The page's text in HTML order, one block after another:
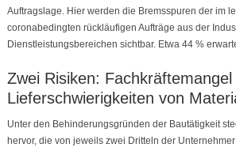
Auftragslage. Hier werden die Bremsspuren der im
coronabedingten rückläufigen Aufträge aus der
Dienstleistungsbereichen sichtbar. Etwa 44 %
Zwei Risiken: Fachkräftemangel
Lieferschwierigkeiten von
Unter den Behinderungsgründen der Bautätigkeit
hervor, die von jeweils zwei Dritteln der